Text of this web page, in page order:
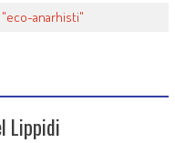
"eco-anarhisti"
Lippidi